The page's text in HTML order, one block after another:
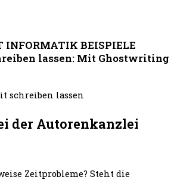
INFORMATIK BEISPIELE
lassen: Mit Ghostwriting
der Autorenkanzlei
Zeitprobleme? Steht die